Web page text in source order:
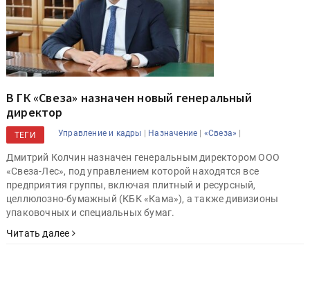
В ГК «Свеза» назначен новый генеральный
директор
ТЕГИ Управление и кадры | Назначение | «Свеза» |
Дмитрий Колчин назначен генеральным директором ООО
«Свеза-Лес», под управлением которой находятся все
предприятия группы, включая плитный и ресурсный,
целлюлозно-бумажный (КБК «Кама»), а также дивизионы
упаковочных и специальных бумаг.
Читать далее